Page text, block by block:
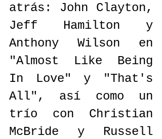
atrás: John Clayton,
Jeff Hamilton y
Anthony Wilson en
"Almost Like Being
In Love" y "That's
All", así como un
trío con Christian
McBride y Russell